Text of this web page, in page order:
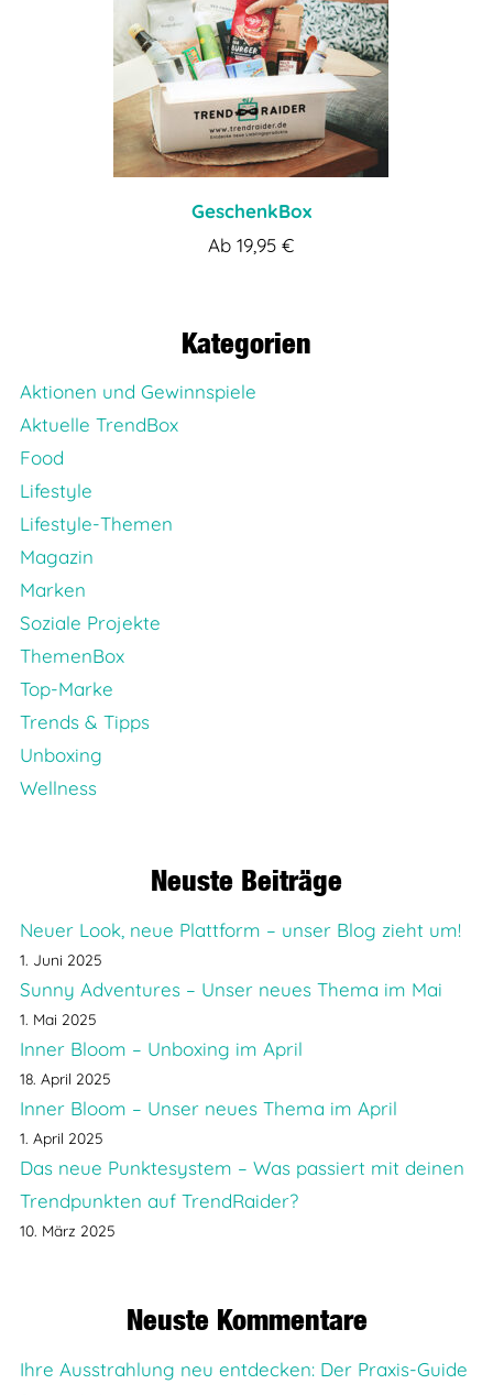
GeschenkBox
Ab 19,95 €
Kategorien
Aktionen und Gewinnspiele
Aktuelle TrendBox
Food
Lifestyle
Lifestyle-Themen
Magazin
Marken
Soziale Projekte
ThemenBox
Top-Marke
Trends & Tipps
Unboxing
Wellness
Neuste Beiträge
Neuer Look, neue Plattform – unser Blog zieht um!
1. Juni 2025
Sunny Adventures – Unser neues Thema im Mai
1. Mai 2025
Inner Bloom – Unboxing im April
18. April 2025
Inner Bloom – Unser neues Thema im April
1. April 2025
Das neue Punktesystem – Was passiert mit deinen
Trendpunkten auf TrendRaider?
10. März 2025
Neuste Kommentare
Ihre Ausstrahlung neu entdecken: Der Praxis-Guide